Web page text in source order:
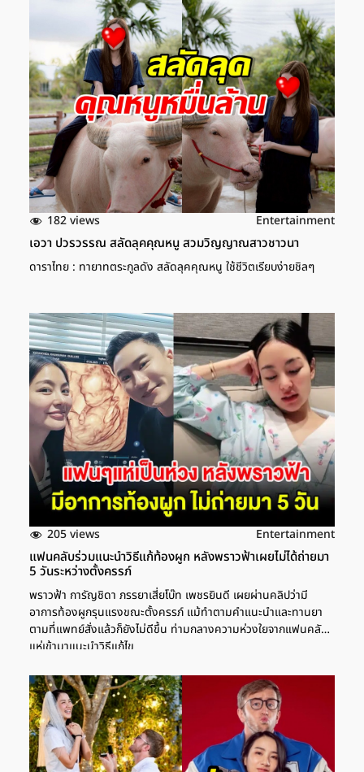
182 views Entertainment
เอวา ปวรวรรณ สลัดลุคคุณหนู สวมวิญญาณสาวชาวนา
ดาราไทย : ทายาทตระกูลดัง สลัดลุคคุณหนู ใช้ชีวิตเรียบง่ายชิลๆ
205 views Entertainment
แฟนคลับร่วมแนะนำวิธีแก้ท้องผูก หลังพราวฟ้าเผยไม่ได้ถ่ายมา
5 วันระหว่างตั้งครรภ์
พราวฟ้า การัญชิดา ภรรยาเสี่ยโบ๊ท เพชรยินดี เผยผ่านคลิปว่ามี
อาการท้องผูกรุนแรงขณะตั้งครรภ์ แม้ทำตามคำแนะนำและทานยา
ตามที่แพทย์สั่งแล้วก็ยังไม่ดีขึ้น ท่ามกลางความห่วงใยจากแฟนคลับที่
แห่เข้ามาแนะนำวิธีแก้ไข